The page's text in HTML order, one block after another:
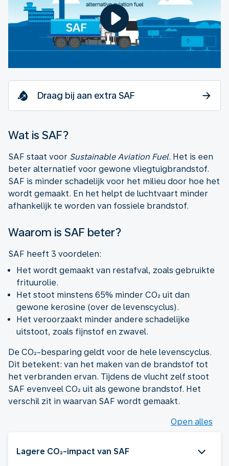
Draag bij aan extra SAF
Wat is SAF?
SAF staat voor Sustainable Aviation Fuel. Het is een
beter alternatief voor gewone vliegtuigbrandstof.
SAF is minder schadelijk voor het milieu door hoe het
wordt gemaakt. En het helpt de luchtvaart minder
afhankelijk te worden van fossiele brandstof.
Waarom is SAF beter?
SAF heeft 3 voordelen:
Het wordt gemaakt van restafval, zoals gebruikte
frituurolie.
Het stoot minstens 65% minder CO₂ uit dan
gewone kerosine (over de levenscyclus).
Het veroorzaakt minder andere schadelijke
uitstoot, zoals fijnstof en zwavel.
De CO₂-besparing geldt voor de hele levenscyclus.
Dit betekent: van het maken van de brandstof tot
het verbranden ervan. Tijdens de vlucht zelf stoot
SAF evenveel CO₂ uit als gewone brandstof. Het
verschil zit in waarvan SAF wordt gemaakt.
Open alles
Lagere CO₂-impact van SAF